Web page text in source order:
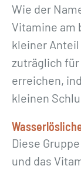
Wie der
Vitamine am
kleiner
zuträglich für
erreichen,
kleinen
Diese
und das